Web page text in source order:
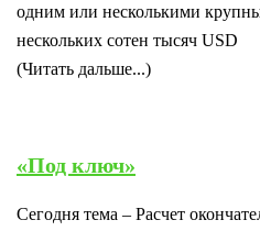
одним или несколькими
нескольких сотен тысяч USD
(Читать дальше...)
«Под ключ»
Сегодня тема – Расчет